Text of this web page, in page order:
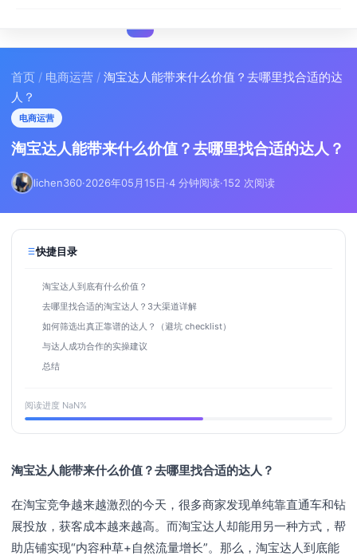
首页 / 电商运营 / 淘宝达人能带来什么价值？去哪里找合适的达
人？
电商运营
淘宝达人能带来什么价值？去哪里找合适的达人？
lichen360·2026年05月15日·4 分钟阅读·152 次阅读
快捷目录
淘宝达人到底有什么价值？
去哪里找合适的淘宝达人？3大渠道详解
如何筛选出真正靠谱的达人？（避坑 checklist）
与达人成功合作的实操建议
总结
阅读进度 NaN%
淘宝达人能带来什么价值？去哪里找合适的达人？
在淘宝竞争越来越激烈的今天，很多商家发现单纯靠直通车和钻
展投放，获客成本越来越高。而淘宝达人却能用另一种方式，帮
助店铺实现“内容种草+自然流量增长”。那么，淘宝达人到底能